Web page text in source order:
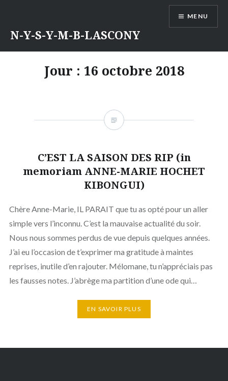
contenu
N-Y-S-Y-M-B-LASCONY
MENU
Jour : 16 octobre 2018
C’EST LA SAISON DES RIP (in
memoriam ANNE-MARIE HOCHET
KIBONGUI)
Chère Anne-Marie, IL PARAIT que tu as opté pour un aller
simple vers l’inconnu. C’est la mauvaise actualité du soir.
Nous nous sommes perdus de vue depuis quelques années.
J’ai eu l’occasion de t’exprimer ma gratitude à maintes
reprises, inutile d’en rajouter. Mélomane, tu n’appréciais pas
les fausses notes. J’abrège ma partition d’une ode qui…
EN SAVOIR PLUS